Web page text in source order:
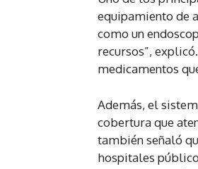
equipamiento de
como un
recursos”,
medicamentos
Además, el
cobertura que
también señaló
hospitales